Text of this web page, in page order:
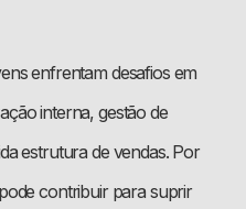
enfrentam desafios em
interna, gestão de
estrutura de vendas. Por
contribuir para suprir